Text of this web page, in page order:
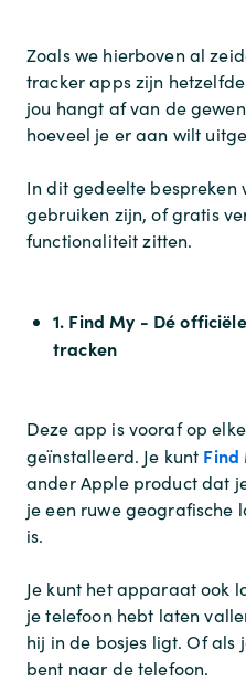
Zoals we hierboven al
tracker apps zijn
jou hangt af van de
hoeveel je er aan wilt
In dit gedeelte bespreken
gebruiken zijn, of gratis
functionaliteit zitten.
1. Find My - Dé
tracken
Deze app is vooraf op
geïnstalleerd. Je kunt Find
ander Apple product dat
je een ruwe
is.
Je kunt het apparaat ook
je telefoon hebt laten
hij in de bosjes ligt. Of als
bent naar de telefoon.